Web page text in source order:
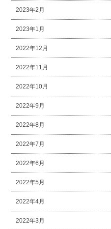
2023年2月
2023年1月
2022年12月
2022年11月
2022年10月
2022年9月
2022年8月
2022年7月
2022年6月
2022年5月
2022年4月
2022年3月